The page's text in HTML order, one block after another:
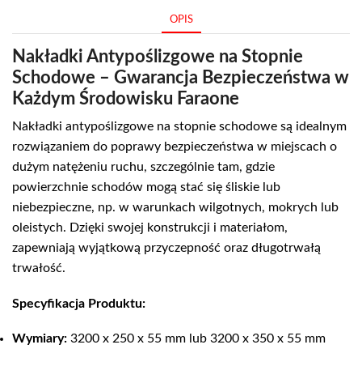
OPIS
Nakładki Antypoślizgowe na Stopnie
Schodowe – Gwarancja Bezpieczeństwa w
Każdym Środowisku Faraone
Nakładki antypoślizgowe na stopnie schodowe są idealnym
rozwiązaniem do poprawy bezpieczeństwa w miejscach o
dużym natężeniu ruchu, szczególnie tam, gdzie
powierzchnie schodów mogą stać się śliskie lub
niebezpieczne, np. w warunkach wilgotnych, mokrych lub
oleistych. Dzięki swojej konstrukcji i materiałom,
zapewniają wyjątkową przyczepność oraz długotrwałą
trwałość.
Specyfikacja Produktu:
Wymiary: 3200 x 250 x 55 mm lub 3200 x 350 x 55 mm